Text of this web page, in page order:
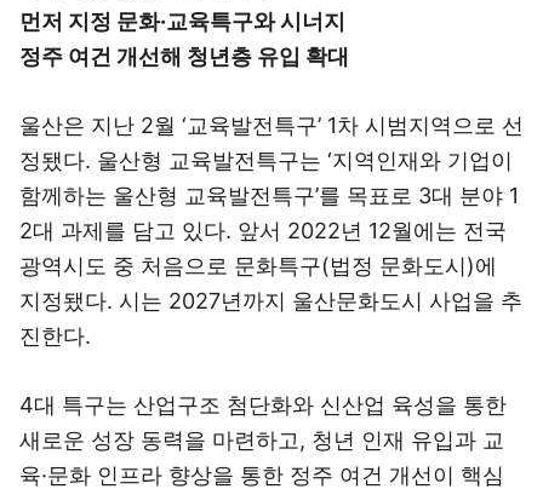
먼저 지정 문화·교육특구와 시너지
정주 여건 개선해 청년층 유입 확대
울산은 지난 2월 ‘교육발전특구’ 1차 시범지역으로 선
정됐다. 울산형 교육발전특구는 ‘지역인재와 기업이
함께하는 울산형 교육발전특구’를 목표로 3대 분야 1
2대 과제를 담고 있다. 앞서 2022년 12월에는 전국
광역시도 중 처음으로 문화특구(법정 문화도시)에
지정됐다. 시는 2027년까지 울산문화도시 사업을 추
진한다.
4대 특구는 산업구조 첨단화와 신산업 육성을 통한
새로운 성장 동력을 마련하고, 청년 인재 유입과 교
육·문화 인프라 향상을 통한 정주 여건 개선이 핵심